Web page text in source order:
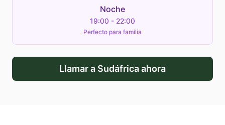
Noche
19:00 - 22:00
Perfecto para familia
Llamar a Sudáfricaahora